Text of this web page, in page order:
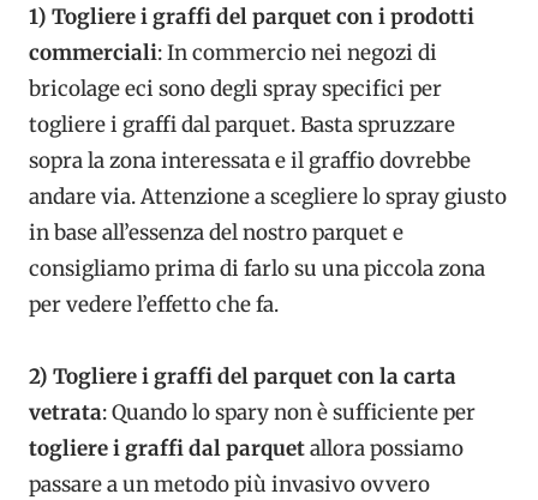
1) Togliere i graffi del parquet con i prodotti
commerciali: In commercio nei negozi di
bricolage eci sono degli spray specifici per
togliere i graffi dal parquet. Basta spruzzare
sopra la zona interessata e il graffio dovrebbe
andare via. Attenzione a scegliere lo spray giusto
in base all’essenza del nostro parquet e
consigliamo prima di farlo su una piccola zona
per vedere l’effetto che fa.
2) Togliere i graffi del parquet con la carta
vetrata: Quando lo spary non è sufficiente per
togliere i graffi dal parquetallora possiamo
passare a un metodo più invasivo ovvero